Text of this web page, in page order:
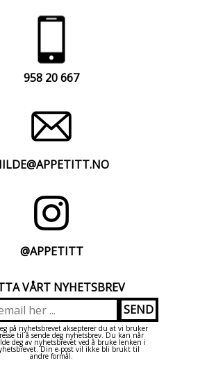
958 20 667
@APPETITT
VÅRT NYHETSBREV
på nyhetsbrevet aksepterer du at vi bruker
til å sende deg nyhetsbrev. Du kan når
deg av nyhetsbrevet ved å bruke lenken i
Din e-post vil ikke bli brukt til
andre formål.